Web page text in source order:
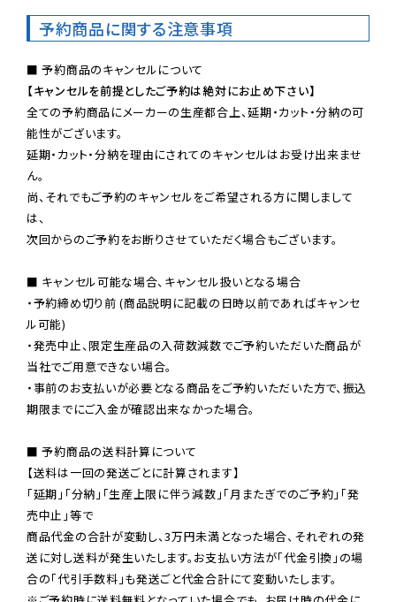
予約商品に関する注意事項
【キャンセルを前提としたご予約は絶対にお止め下さい】
全ての予約商品にメーカーの生産都合上、延期・カット・分納の可
能性がございます。
延期・カット・分納を理由にされてのキャンセルはお受け出来ませ
ん。
尚、それでもご予約のキャンセルをご希望される方に関しまして
は、
次回からのご予約をお断りさせていただく場合もございます。
■ キャンセル可能な場合、キャンセル扱いとなる場合
・予約締め切り前 (商品説明に記載の日時以前であればキャンセ
ル可能)
・発売中止、限定生産品の入荷数減数でご予約いただいた商品が
当社でご用意できない場合。
・事前のお支払いが必要となる商品をご予約いただいた方で、振込
期限までにご入金が確認出来なかった場合。
■ 予約商品の送料計算について
【送料は一回の発送ごとに計算されます】
「延期」「分納」「生産上限に伴う減数」「月またぎでのご予約」「発
売中止」等で
商品代金の合計が変動し、3万円未満となった場合、それぞれの発
送に対し送料が発生いたします。お支払い方法が「代金引換」の場